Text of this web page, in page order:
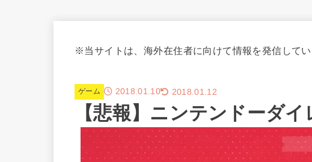
※当サイトは、海外在住者に向けて情報を発信してい
ゲーム 2018.01.10 2018.01.12
【悲報】ニンテンドーダ